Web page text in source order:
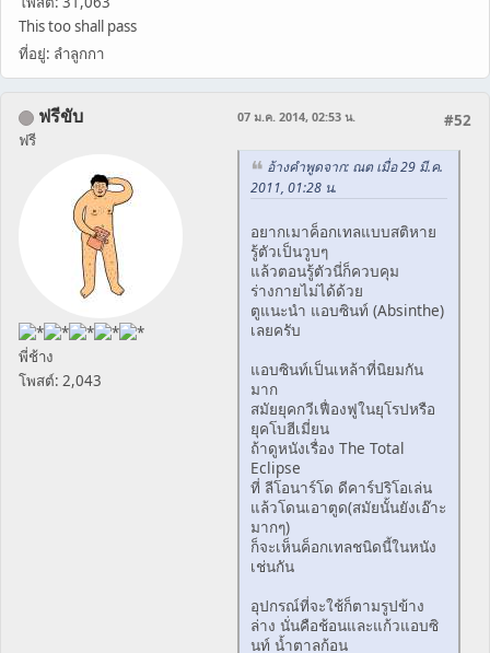
This too shall pass
ที่อยู่: ลำลูกกา
ฟรีขับ
ฟรี
พี่ช้าง
โพสต์: 2,043
#52
07 ม.ค. 2014, 02:53 น.
อ้างคำพูดจาก: ณต เมื่อ 29 มี.ค.
2011, 01:28 น.
อยากเมาค็อกเทลแบบสติหาย
รู้ตัวเป็นวูบๆ
แล้วตอนรู้ตัวนี่ก็ควบคุม
ร่างกายไม่ได้ด้วย
ตูแนะนำ แอบซินท์ (Absinthe)
เลยครับ
แอบซินท์เป็นเหล้าที่นิยมกัน
มาก
สมัยยุคกวีเฟื่องฟูในยุโรปหรือ
ยุคโบฮีเมี่ยน
ถ้าดูหนังเรื่อง The Total
Eclipse
ที่ ลีโอนาร์โด ดีคาร์ปริโอเล่น
แล้วโดนเอาตูด(สมัยนั้นยังเอ๊าะ
มากๆ)
ก็จะเห็นค็อกเทลชนิดนี้ในหนัง
เช่นกัน
อุปกรณ์ที่จะใช้ก็ตามรูปข้าง
ล่าง นั่นคือช้อนและแก้วแอบซิ
นท์ น้ำตาลก้อน